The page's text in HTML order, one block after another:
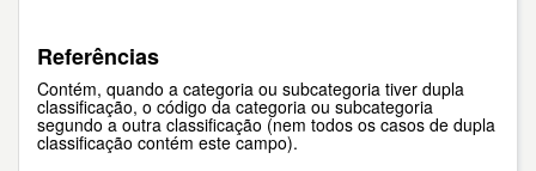
Referências
Contém, quando a categoria ou subcategoria tiver dupla
classificação, o código da categoria ou subcategoria
segundo a outra classificação (nem todos os casos de dupla
classificação contém este campo).